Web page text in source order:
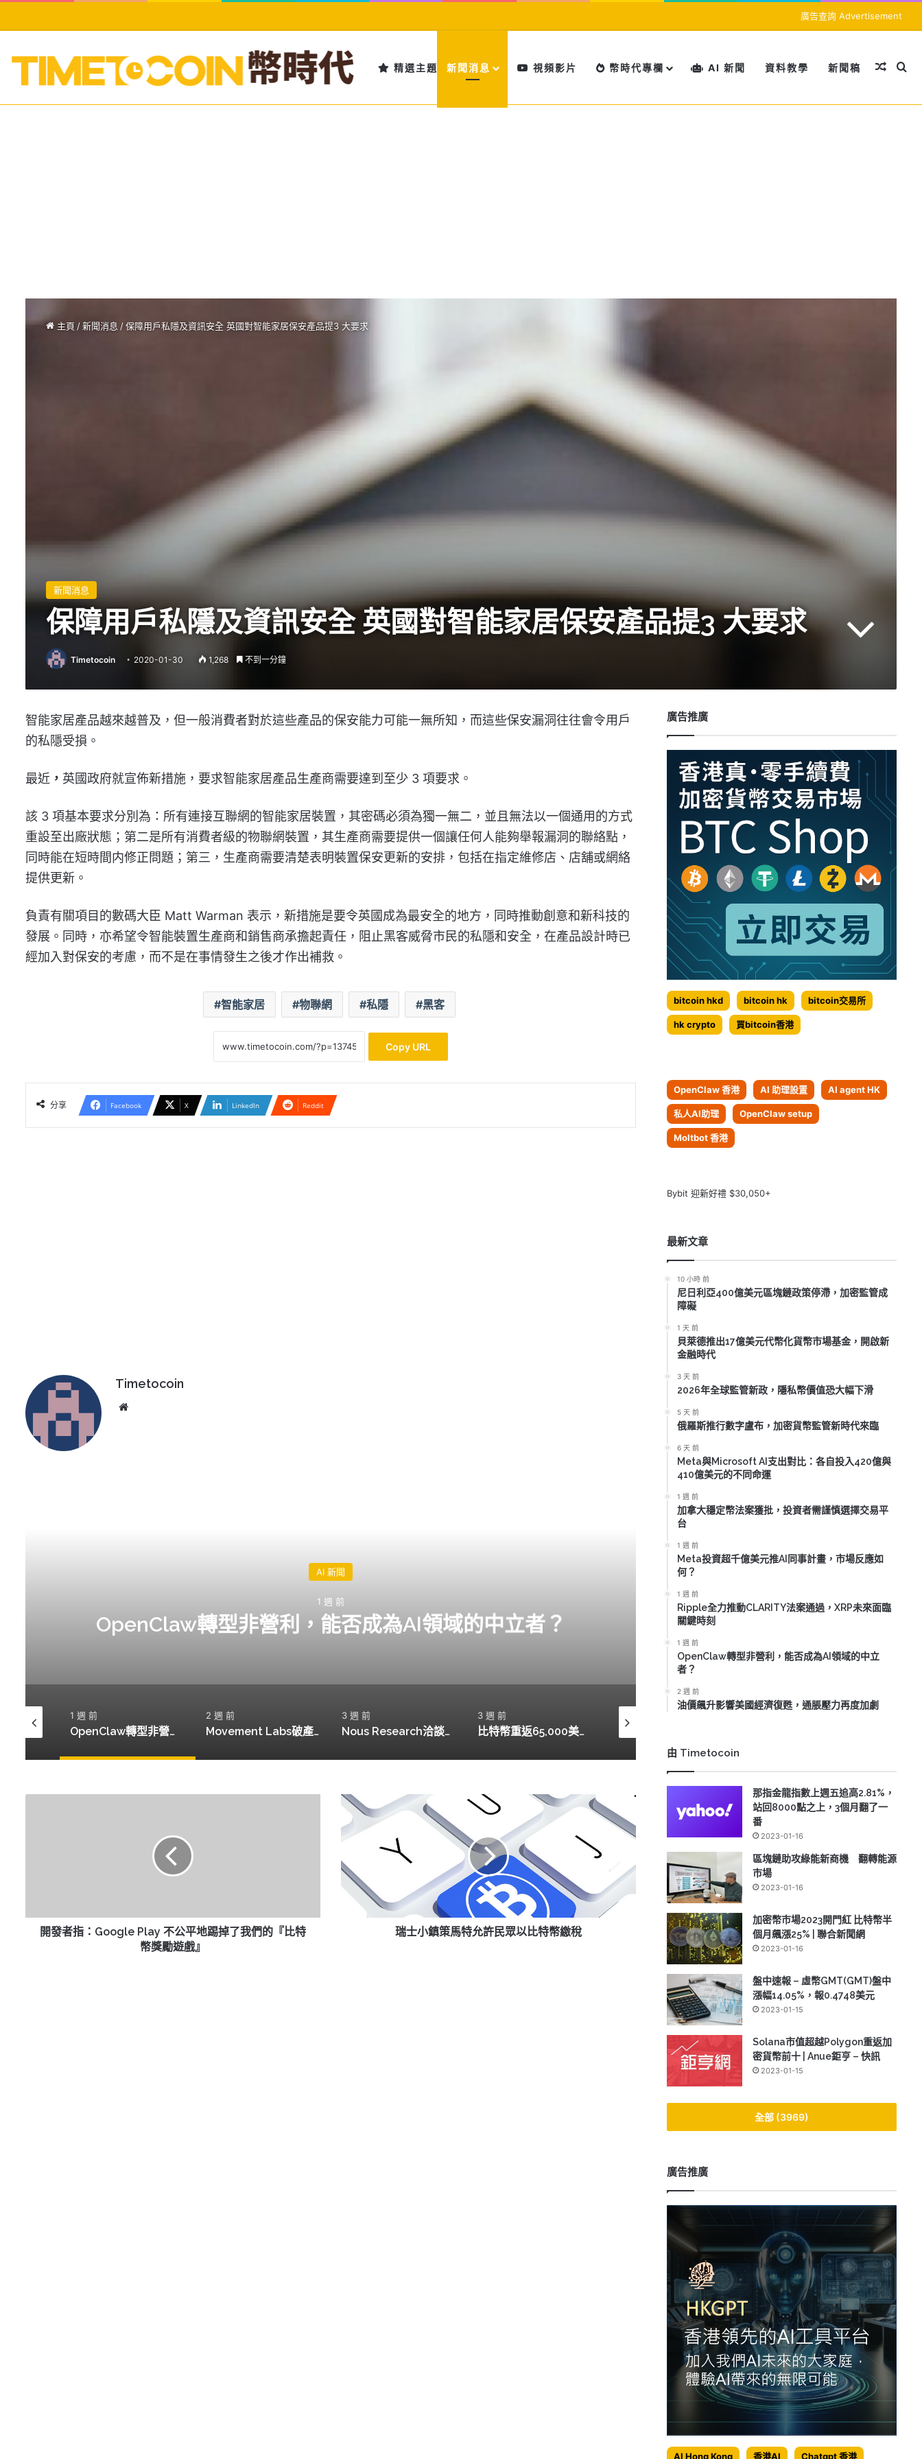
廣告查詢 Advertisement
精選主題 新聞消息 視頻影片 幣時代專欄 AI 新聞 資料教學 新聞稿 隨機文
搜
主頁 /新聞消息 /保障用戶私隱及資訊安全 英國對智能家居保安產品提3 大要求
新聞消息
保障用戶私隱及資訊安全 英國對智能家居保安產品提3 大要求
Timetocoin 2020-01-30 1,268 不到一分鐘
智能家居產品越來越普及，但一般消費者對於這些產品的保安能力可能一無所知，而這些保安漏洞往往會令用戶
的私隱受損。
最近 ， 英國政府就宣佈新措施，要求智能家居產品生產商需要達到至少 3 項要求。
該 3 項基本要求分別為：所有連接互聯網的智能家居裝置，其密碼必須為獨一無二，並且無法以一個通用的方式
重設至出廠狀態；第二是所有消費者級的物聯網裝置，其生產商需要提供一個讓任何人能夠舉報漏洞的聯絡點，
同時能在短時間内修正問題；第三，生產商需要清楚表明裝置保安更新的安排，包括在指定維修店、店舖或網絡
提供更新。
負責有關項目的數碼大臣 Matt Warman 表示，新措施是要令英國成為最安全的地方，同時推動創意和新科技的
發展。同時，亦希望令智能裝置生產商和銷售商承擔起責任，阻止黑客威脅市民的私隱和安全，在產品設計時已
經加入對保安的考慮，而不是在事情發生之後才作出補救。
智能家居 物聯網 私隱 黑客
Copy URL
分享 Facebook X LinkedIn Reddit
Timetocoin
AI 新聞
1 週 前
OpenClaw轉型非營利，能否成為AI領域的中立者？
Movement Labs破產申請
貝萊德推出17億美元代幣化貨幣市場基金，開啟新金融時代
1 週 前
OpenClaw轉型非營利，能否成為AI領域的中立者？
2 週 前
Movement Labs破產申請，MOVE代幣暴跌94%引發市場擔憂
3 週 前
Nous Research洽談新融資，目標估值15億美元
3 週 前
比特幣重返65,000美元，機構動向引發市場關注
平
開發者指：Google Play 不公平地踢掉了我們的『比特
幣獎勵遊戲』
瑞
士
小
馬
特
瑞士小鎮策馬特允許民眾以比特幣繳稅
廣告推廣
bitcoin hkd bitcoin hk bitcoin交易所
hk crypto 買bitcoin香港
OpenClaw 香港 AI 助理設置 AI agent HK
私人AI助理 OpenClaw setup
Moltbot 香港
Bybit 迎新好禮 $30,050+
最新文章
10 小時 前
尼日利亞400億美元區塊鏈政策停滯，加密監管成
障礙
1 天 前
貝萊德推出17億美元代幣化貨幣市場基金，開啟新
金融時代
3 天 前
2026年全球監管新政，隱私幣價值恐大幅下滑
5 天 前
俄羅斯推行數字盧布，加密貨幣監管新時代來臨
6 天 前
Meta與Microsoft AI支出對比：各自投入420億與
410億美元的不同命運
1 週 前
加拿大穩定幣法案獲批，投資者需謹慎選擇交易平
台
1 週 前
Meta投資超千億美元推AI同事計畫，市場反應如
何？
1 週 前
Ripple全力推動CLARITY法案通過，XRP未來面臨
關鍵時刻
1 週 前
OpenClaw轉型非營利，能否成為AI領域的中立
者？
2 週 前
油價飆升影響美國經濟復甦，通脹壓力再度加劇
由 Timetocoin
那指金龍指數上週五追高2.81%，
站回8000點之上，3個月翻了一
番
2023-01-16
區塊鏈助攻綠能新商機 翻轉能源
市場
2023-01-16
加密幣市場2023開門紅 比特幣半
個月飆漲25% | 聯合新聞網
2023-01-16
盤中速報 – 虛幣GMT(GMT)盤中
漲幅14.05%，報0.4748美元
2023-01-15
Solana市值超越Polygon重返加
密貨幣前十 | Anue鉅亨 – 快訊
2023-01-15
全部 (3969)
廣告推廣
AI Hong Kong 香港AI Chatgpt 香港